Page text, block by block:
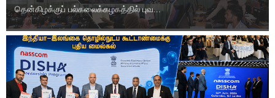
தென்கிழக்குப் பல்கலைக்கழகத்தில் புவ...